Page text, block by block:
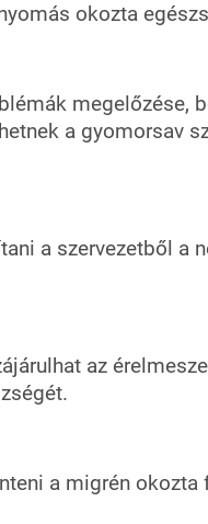
okozta
megelőzése,
a gyomorsav
a szervezetből a
az
a migrén